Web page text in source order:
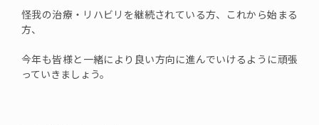
怪我の治療・リハビリを継続されている方、これから始まる
方、
今年も皆様と一緒により良い方向に進んでいけるように頑張
っていきましょう。